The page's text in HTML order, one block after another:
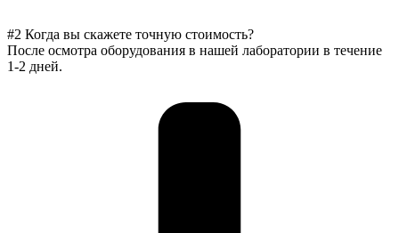
#2 Когда вы скажете точную стоимость?
После осмотра оборудования в нашей лаборатории в течение
1-2 дней.